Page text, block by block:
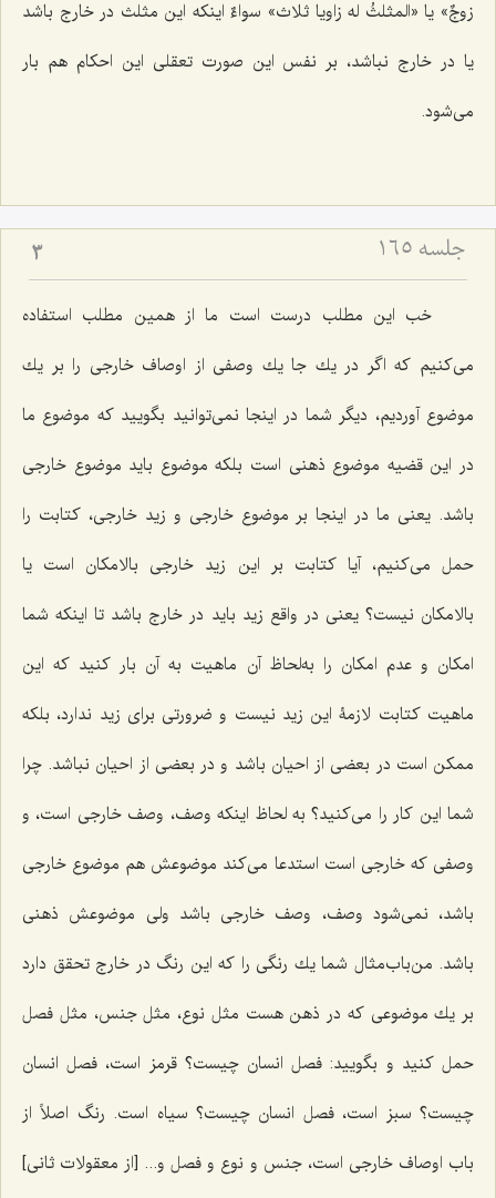
زوجٌ» یا «المثلثُ له زاویا ثلاث» سواءٌ اینكه این مثلث در خارج باشد
یا در خارج نباشد، بر نفس این صورت تعقلى این احكام هم بار
مى‌شود.
جلسه ۱۶۵ 3
خب این مطلب درست است ما از همین مطلب استفاده
مى‌كنیم كه اگر در یك جا یك وصفى از اوصاف خارجى را بر یك
موضوع آوردیم، دیگر شما در اینجا نمى‌توانید بگویید كه موضوع ما
در این قضیه موضوع ذهنى است بلكه موضوع باید موضوع خارجى
باشد. یعنى ما در اینجا بر موضوع خارجى و زید خارجى، كتابت را
حمل مى‌كنیم، آیا كتابت بر این زید خارجى بالامكان است یا
بالامكان نیست؟ یعنى در واقع زید باید در خارج باشد تا اینكه شما
امكان و عدم امكان را به‌لحاظ آن ماهیت به آن بار كنید كه این
ماهیت كتابت لازمۀ این زید نیست و ضرورتى براى زید ندارد، بلكه
ممكن است در بعضى از احیان باشد و در بعضى از احیان نباشد. چرا
شما این كار را مى‌كنید؟ به لحاظ اینكه وصف، وصف خارجى است، و
وصفى كه خارجى است استدعا مى‌كند موضوعش هم موضوع خارجى
باشد، نمى‌شود وصف، وصف خارجى باشد ولى موضوعش ذهنى
باشد. من‌باب‌مثال شما یك رنگى را كه این رنگ در خارج تحقق دارد
بر یك موضوعى كه در ذهن هست مثل نوع، مثل جنس، مثل فصل
حمل كنید و بگویید: فصل انسان چیست؟ قرمز است، فصل انسان
چیست؟ سبز است، فصل انسان چیست؟ سیاه است. رنگ اصلاً از
باب اوصاف خارجى است، جنس و نوع و فصل و... [از معقولات ثانی]